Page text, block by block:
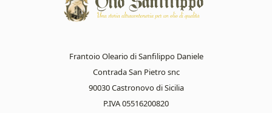
Frantoio Oleario di Sanfilippo Daniele
Contrada San Pietro snc
90030 Castronovo di Sicilia
P.IVA 05516200820